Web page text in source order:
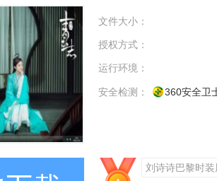
文件大小：
授权方式：
运行环境：
安全检测： 360安全卫
刘诗诗巴黎时